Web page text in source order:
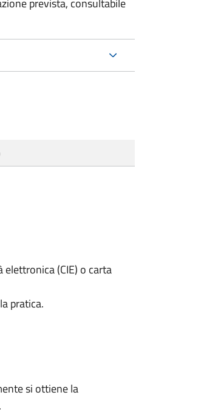
prevista, consultabile
(CIE) o carta
pratica.
si ottiene la